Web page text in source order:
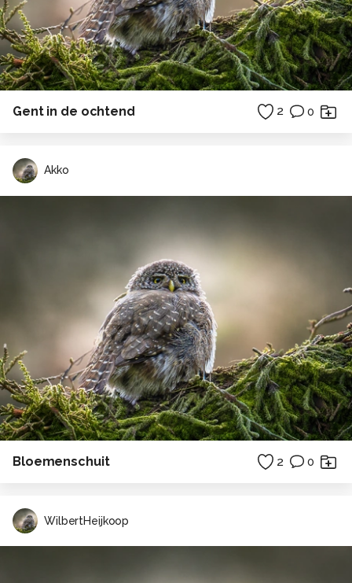
Gent in de ochtend 2 0
Akko
Bloemenschuit 2 0
WilbertHeijkoop